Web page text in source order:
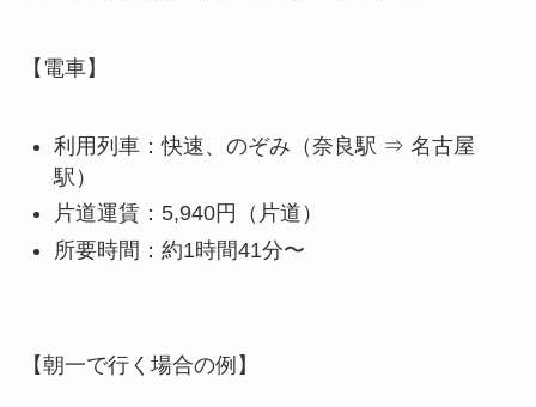
【電車】
利用列車：快速、のぞみ（奈良駅 ⇒ 名古屋
駅）
片道運賃：5,940円（片道）
所要時間：約1時間41分〜
【朝一で行く場合の例】